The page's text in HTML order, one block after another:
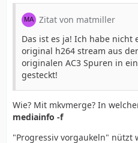
Zitat von matmiller
Das ist es ja! Ich habe nicht
original h264 stream aus
originalen AC3 Spuren in
gesteckt!
Wie? Mit mkvmerge? In
mediainfo -f
"Progressiv vorgaukeln" nützt